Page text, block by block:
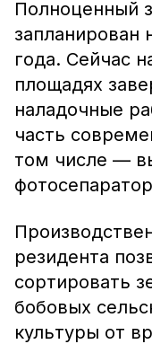
Полноценный
запланирован
года. Сейчас
площадях
наладочные
часть
том числе —
резидента
сортировать
бобовых
культуры от